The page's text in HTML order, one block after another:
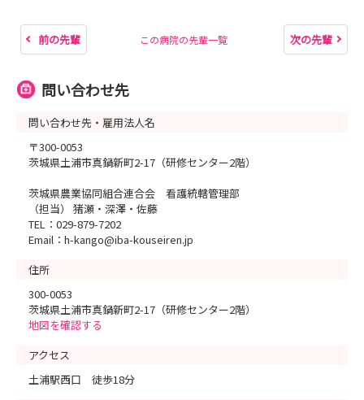
前の先輩 この病院の先輩一覧 次の先輩
問い合わせ先
問い合わせ先・雇用法人名
〒300-0053
茨城県土浦市真鍋新町2-17（研修センター2階）
茨城県農業協同組合連合会 看護統轄管理部
（担当） 猪瀬・深澤・佐藤
TEL：029-879-7202
Email：h-kango@iba-kouseiren.jp
住所
300-0053
茨城県土浦市真鍋新町2-17（研修センター2階）
地図を確認する
アクセス
土浦駅西口 徒歩18分